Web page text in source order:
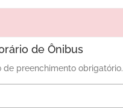
de Ônibus
de preenchimento obrigatório.